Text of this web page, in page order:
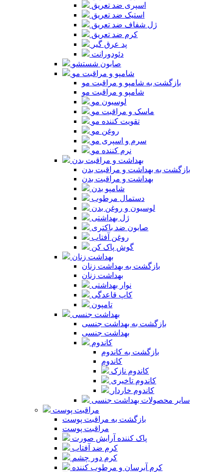
اسپری ضد تعریق
استیک ضد تعریق
ژل شفاف ضد تعریق
کرم ضد تعریق
پد عرق گیر
دئودورانت
صابون شستشو
شامپو و مراقبت مو
بازگشت به شامپو و مراقبت مو
شامپو و مراقبت مو
لوسیون مو
ماسک و مراقبت مو
تقویت کننده مو
روغن مو
سرم و اسپری مو
نرم کننده مو
بهداشت و مراقبت بدن
بازگشت به بهداشت و مراقبت بدن
بهداشت و مراقبت بدن
شامپو بدن
دستمال مرطوب
لوسیون و روغن بدن
ژل بهداشتی
صابون ضد باکتری
روغن آفتاب
گوش پاک کن
بهداشت زنان
بازگشت به بهداشت زنان
بهداشت زنان
نوار بهداشتی
کاپ قاعدگی
تامپون
بهداشت جنسی
بازگشت به بهداشت جنسی
بهداشت جنسی
کاندوم
بازگشت به کاندوم
کاندوم
کاندوم نازک
کاندوم تاخیری
کاندوم خاردار
سایر محصولات بهداشت جنسی
مراقبت پوست
بازگشت به مراقبت پوست
مراقبت پوست
پاک کننده آرایش صورت
کرم ضد آفتاب
کرم دور چشم
کرم آبرسان و مرطوب کننده